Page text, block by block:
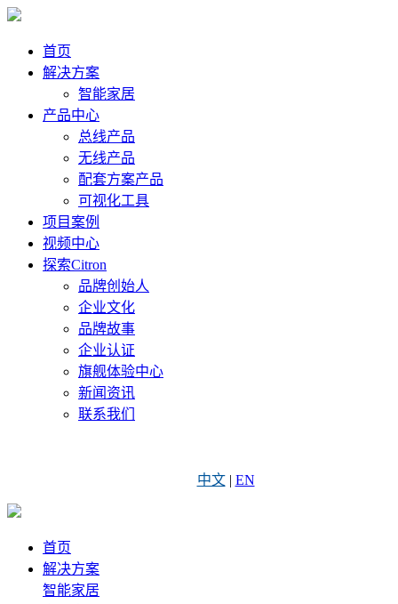
首页
解决方案
智能家居
产品中心
总线产品
无线产品
配套方案产品
可视化工具
项目案例
视频中心
探索Citron
品牌创始人
企业文化
品牌故事
企业认证
旗舰体验中心
新闻资讯
联系我们
中文| EN
首页
解决方案
智能家居